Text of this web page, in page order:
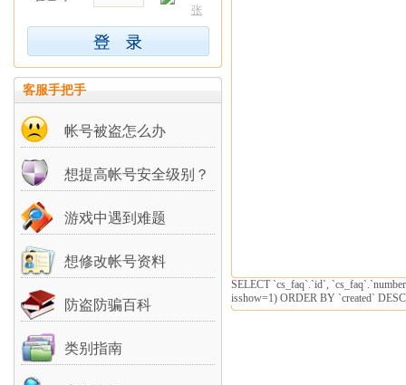
张
客服手把手
帐号被盗怎么办
想提高帐号安全级别？
游戏中遇到难题
想修改帐号资料
防盗防骗百科
类别指南
SELECT `cs_faq`.`id`,
isshow=1) ORDER BY `created` DESC